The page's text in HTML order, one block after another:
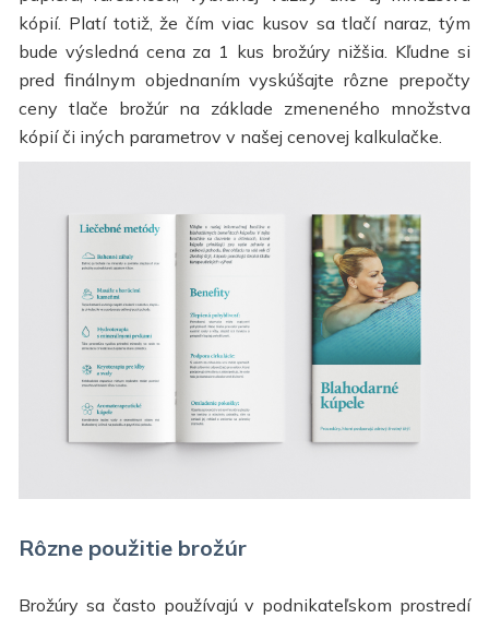
kópií. Platí totiž, že čím viac kusov sa tlačí naraz, tým
bude výsledná cena za 1 kus brožúry nižšia. Kľudne si
pred finálnym objednaním vyskúšajte rôzne prepočty
ceny tlače brožúr na základe zmeneného množstva
kópií či iných parametrov v našej cenovej kalkulačke.
Rôzne použitie brožúr
Brožúry sa často používajú v podnikateľskom prostredí